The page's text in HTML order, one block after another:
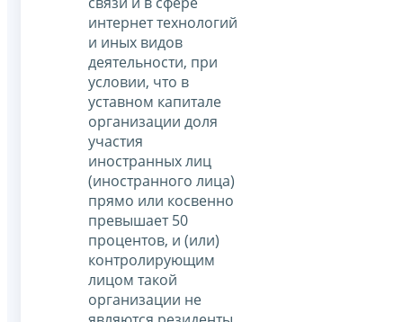
интернет технологий
и иных видов
деятельности, при
условии, что в
уставном капитале
организации доля
участия
иностранных лиц
(иностранного лица)
прямо или косвенно
превышает 50
процентов, и (или)
контролирующим
лицом такой
организации не